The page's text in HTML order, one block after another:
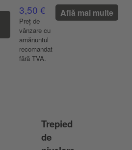
3,50 €
Preț de
vânzare cu
amănuntul
recomandat
fără TVA.
Află mai multe
Trepied
de